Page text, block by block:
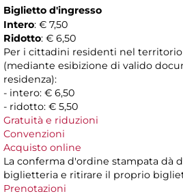
Biglietto d'ingresso
Intero: € 7,50
Ridotto: € 6,50
Per i cittadini residenti nel territorio
(mediante esibizione di valido
residenza):
- intero: € 6,50
- ridotto: € 5,50
Gratuità e riduzioni
Convenzioni
Acquisto online
La conferma d'ordine stampata dà
biglietteria e ritirare il proprio
Prenotazioni